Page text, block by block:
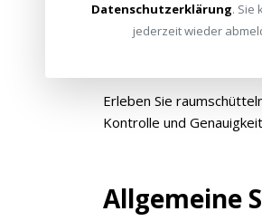
Die SVS 1000 Pro-
ausgezeichneten
Serie, entstand ein
Erleben Sie
Kontrolle und
Allgemeine
Datenschutzerklärung. Sie
jederzeit wieder